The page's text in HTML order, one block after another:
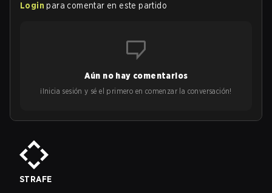
Login para comentar en este partido
Aún no hay comentarios
¡Inicia sesión y sé el primero en comenzar la conversación!
STRAFE